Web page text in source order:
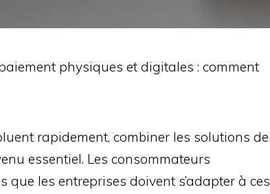
physiques et digitales : comment
rapidement, combiner les solutions de
essentiel. Les consommateurs
les entreprises doivent s’adapter à ces